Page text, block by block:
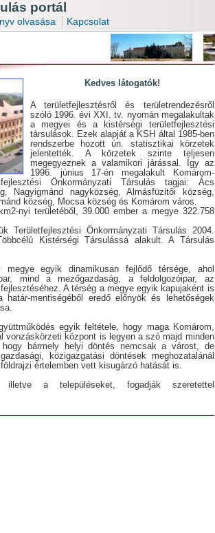
portál
olvasása Kapcsolat
Kedves látogatók!
A területfejlesztésről és területrendezésről
szóló 1996. évi XXI. tv. nyomán megalakultak
a megyei és a kistérségi területfejlesztési
társulások. Ezek alapját a KSH által 1985-ben
rendszerbe hozott ún. statisztikai körzetek
jelentették. A körzetek szinte teljesen
megegyeznek a valamikori járással. Így az
1996. június 17-én megalakult Komárom-
Önkormányzati Társulás tagjai: Ács
Nagyigmánd nagyközség, Almásfüzitői község,
község, Mocsa község és Komárom város.
nyi területéből, 39.000 ember a megye 322.758
Területfejlesztési Önkormányzati Társulás 2004.
Kistérségi Társulássá alakult. A Társulás
megye egyik dinamikusan fejlődő térsége, ahol
mind a mezőgazdaság, a feldolgozóipar, az
A térség a megye egyik kapujaként is
mentiségéből eredő előnyök és lehetőségek
egyik feltétele, hogy maga Komárom,
vonzáskörzeti központ is legyen a szó majd minden
bármely helyi döntés nemcsak a várost, de
közigazgatási döntések meghozatalánál
értelemben vett kisugárzó hatását is.
illetve a településeket, fogadják szeretettel